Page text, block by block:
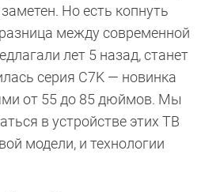
Но есть копнуть
между современной
лет 5 назад, станет
серия C7K — новинка
от 55 до 85 дюймов. Мы
в устройстве этих ТВ
модели, и технологии